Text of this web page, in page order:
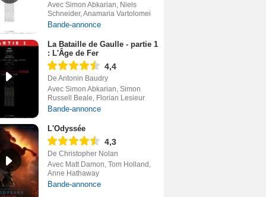
Avec Simon Abkarian, Niels
Schneider, Anamaria Vartolomei
Bande-annonce
La Bataille de Gaulle - partie 1
: L'Âge de Fer
4,4
De Antonin Baudry
Avec Simon Abkarian, Simon
Russell Beale, Florian Lesieur
Bande-annonce
L'Odyssée
4,3
De Christopher Nolan
Avec Matt Damon, Tom Holland,
Anne Hathaway
Bande-annonce